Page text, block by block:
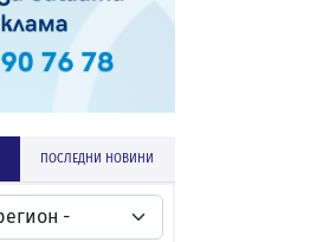
ПОСЛЕДНИ НОВИНИ